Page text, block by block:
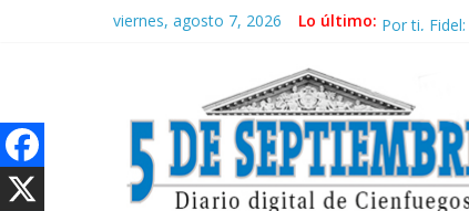
viernes, agosto 7, 2026 Lo último: Conozca
“Junto a
Solidaridad
Operación
Septiembre
Diario